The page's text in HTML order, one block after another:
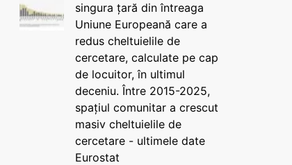
singura țară din întreaga
Uniune Europeană care a
redus cheltuielile de
cercetare, calculate pe cap
de locuitor, în ultimul
deceniu. Între 2015-2025,
spațiul comunitar a crescut
masiv cheltuielile de
cercetare - ultimele date
Eurostat